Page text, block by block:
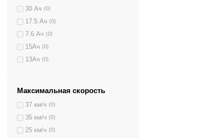
30 Ач (0)
17.5 Ач (0)
7.6 Ач (0)
15Ач (0)
13Aч (0)
Максимальная скорость
37 км/ч (0)
35 км/ч (0)
25 км/ч (0)